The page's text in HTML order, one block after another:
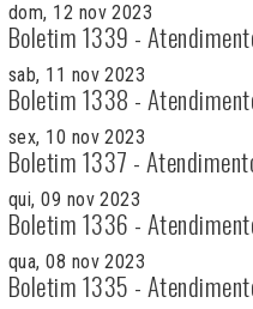
dom, 12 nov 2023
Boletim 1339 -
sab, 11 nov 2023
Boletim 1338 -
sex, 10 nov 2023
Boletim 1337 -
qui, 09 nov 2023
Boletim 1336 -
qua, 08 nov 2023
Boletim 1335 -